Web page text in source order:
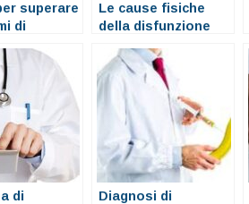
superare
di
Le cause fisiche
della disfunzione
di
Diagnosi di